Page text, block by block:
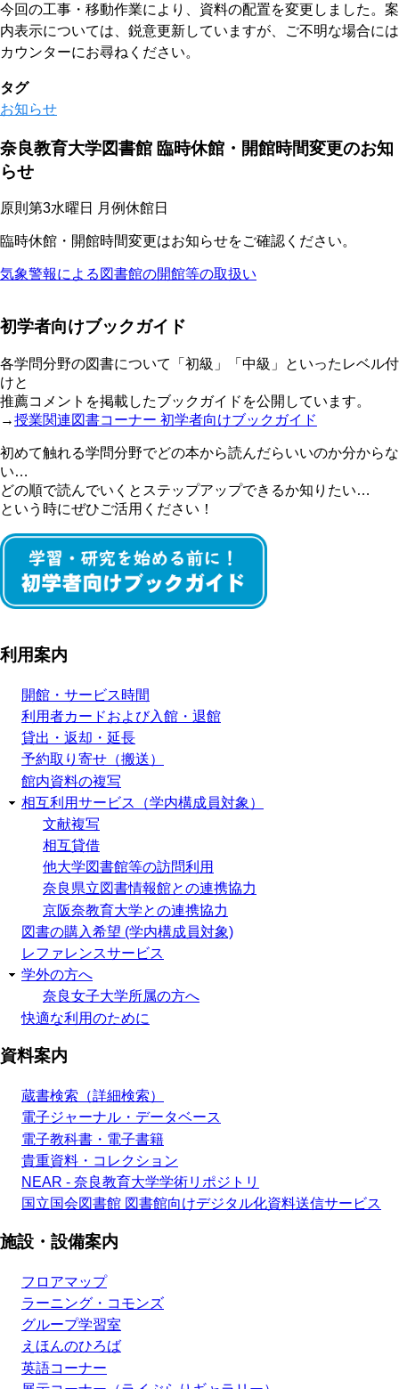
今回の工事・移動作業により、資料の配置を変更しました。案
内表示については、鋭意更新していますが、ご不明な場合には
カウンターにお尋ねください。
タグ
お知らせ
奈良教育大学図書館 臨時休館・開館時間変更のお知
らせ
原則第3水曜日 月例休館日
臨時休館・開館時間変更はお知らせをご確認ください。
気象警報による図書館の開館等の取扱い
初学者向けブックガイド
各学問分野の図書について「初級」「中級」といったレベル付
けと
推薦コメントを掲載したブックガイドを公開しています。
→授業関連図書コーナー 初学者向けブックガイド
初めて触れる学問分野でどの本から読んだらいいのか分からな
い…
どの順で読んでいくとステップアップできるか知りたい…
という時にぜひご活用ください！
利用案内
開館・サービス時間
利用者カードおよび入館・退館
貸出・返却・延長
予約取り寄せ（搬送）
館内資料の複写
相互利用サービス（学内構成員対象）
文献複写
相互貸借
他大学図書館等の訪問利用
奈良県立図書情報館との連携協力
京阪奈教育大学との連携協力
図書の購入希望 (学内構成員対象)
レファレンスサービス
学外の方へ
奈良女子大学所属の方へ
快適な利用のために
資料案内
蔵書検索（詳細検索）
電子ジャーナル・データベース
電子教科書・電子書籍
貴重資料・コレクション
NEAR - 奈良教育大学学術リポジトリ
国立国会図書館 図書館向けデジタル化資料送信サービス
施設・設備案内
フロアマップ
ラーニング・コモンズ
グループ学習室
えほんのひろば
英語コーナー